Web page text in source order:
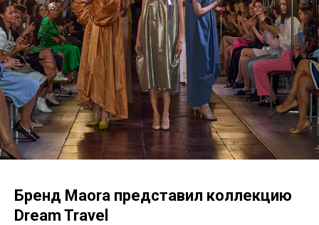
Бренд Maora представил коллекцию
Dream Travel